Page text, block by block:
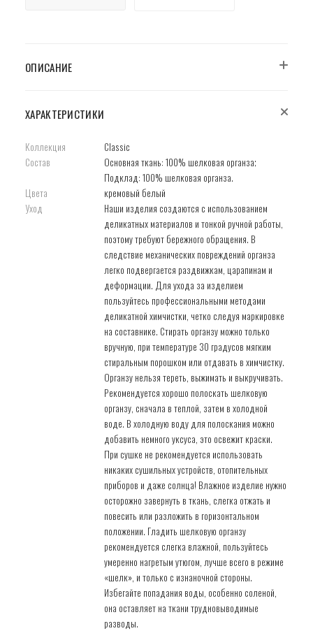
ОПИСАНИЕ
ХАРАКТЕРИСТИКИ
Коллекция
Classic
Состав
Основная ткань: 100% шелковая органза;
Подклад: 100% шелковая органза.
Цвета
кремовый белый
Уход
Наши изделия создаются с использованием
деликатных материалов и тонкой ручной работы,
поэтому требуют бережного обращения. В
следствие механических повреждений органза
легко подвергается раздвижкам, царапинам и
деформации. Для ухода за изделием
пользуйтесь профессиональными методами
деликатной химчистки, четко следуя маркировке
на составнике. Стирать органзу можно только
вручную, при температуре 30 градусов мягким
стиральным порошком или отдавать в химчистку.
Органзу нельзя тереть, выжимать и выкручивать.
Рекомендуется хорошо полоскать шелковую
органзу, сначала в теплой, затем в холодной
воде. В холодную воду для полоскания можно
добавить немного уксуса, это освежит краски.
При сушке не рекомендуется использовать
никаких сушильных устройств, отопительных
приборов и даже солнца! Влажное изделие нужно
осторожно завернуть в ткань, слегка отжать и
повесить или разложить в горизонтальном
положении. Гладить шелковую органзу
рекомендуется слегка влажной, пользуйтесь
умеренно нагретым утюгом, лучше всего в режиме
«шелк», и только с изнаночной стороны.
Избегайте попадания воды, особенно соленой,
она оставляет на ткани трудновыводимые
разводы.